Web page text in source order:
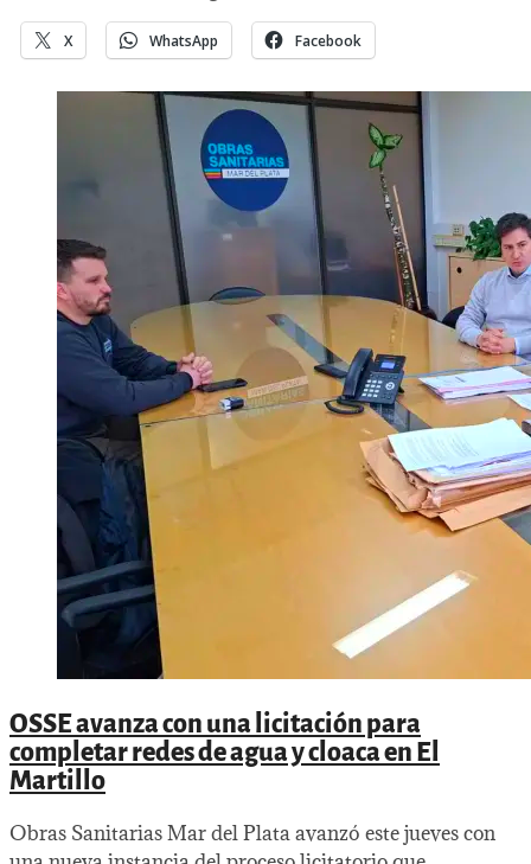
X WhatsApp Facebook
OSSE avanza con una licitación para
completar redes de agua y cloaca en El
Martillo
Obras Sanitarias Mar del Plata avanzó este jueves con